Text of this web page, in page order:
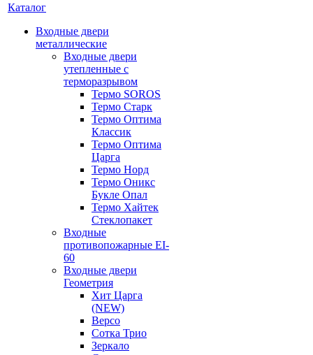
Каталог
Входные двери
металлические
Входные двери
утепленные с
терморазрывом
Термо SOROS
Термо Старк
Термо Оптима
Классик
Термо Оптима
Царга
Термо Норд
Термо Оникс
Букле Опал
Термо Хайтек
Стеклопакет
Входные
противопожарные EI-
60
Входные двери
Геометрия
Хит Царга
(NEW)
Версо
Сотка Трио
Зеркало